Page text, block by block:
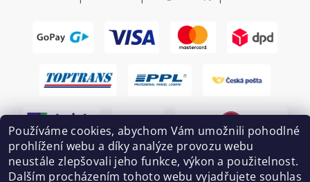
Používáme cookies, abychom Vám umožnili pohodlné
prohlížení webu a díky analýze provozu webu
neustále zlepšovali jeho funkce, výkon a použitelnost.
Dalším procházením tohoto webu vyjadřujete souhlas